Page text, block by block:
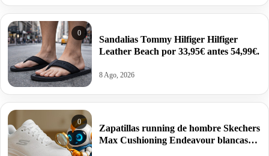
0
Sandalias Tommy Hilfiger Hilfiger
Leather Beach por 33,95€ antes 54,99€.
8 Ago, 2026
0
Zapatillas running de hombre Skechers
Max Cushioning Endeavour blancas